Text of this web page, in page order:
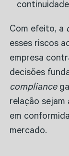
Com efeito, a
esses riscos
empresa
decisões
compliance
relação sejam
em
mercado.